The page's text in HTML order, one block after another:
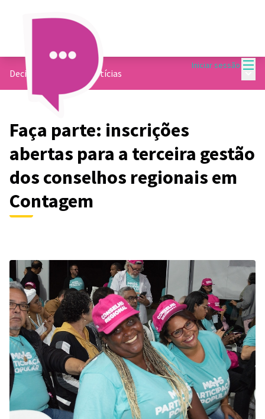
Iniciar sessão
Decide Contagem Notícias
Faça parte: inscrições
abertas para a terceira gestão
dos conselhos regionais em
Contagem